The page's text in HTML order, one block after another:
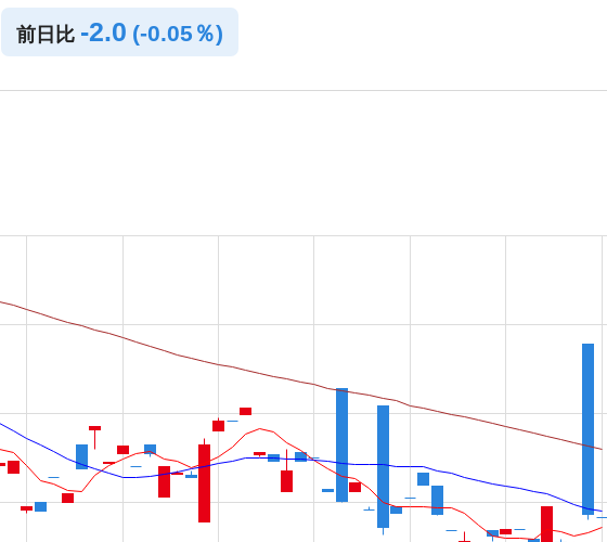
前日比 -2.0 (-0.05％)